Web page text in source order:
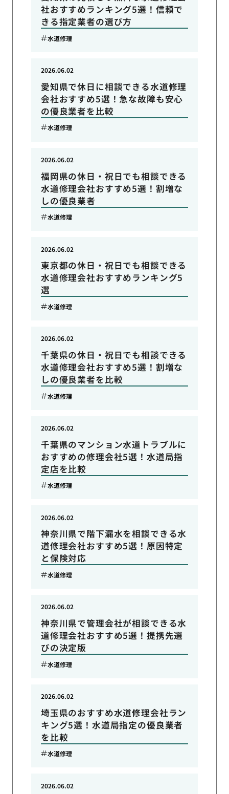
社おすすめランキング5選！信頼で
きる指定業者の選び方
水道修理
愛知県で休日に相談できる水道修理
会社おすすめ5選！急な故障も安心
の優良業者を比較
2026.06.02
水道修理
福岡県の休日・祝日でも相談できる
水道修理会社おすすめ5選！割増な
しの優良業者
2026.06.02
水道修理
東京都の休日・祝日でも相談できる
水道修理会社おすすめランキング5
選
2026.06.02
水道修理
千葉県の休日・祝日でも相談できる
水道修理会社おすすめ5選！割増な
しの優良業者を比較
2026.06.02
水道修理
千葉県のマンション水道トラブルに
おすすめの修理会社5選！水道局指
定店を比較
2026.06.02
水道修理
神奈川県で階下漏水を相談できる水
道修理会社おすすめ5選！原因特定
と保険対応
2026.06.02
水道修理
神奈川県で管理会社が相談できる水
道修理会社おすすめ5選！提携先選
びの決定版
2026.06.02
水道修理
埼玉県のおすすめ水道修理会社ラン
キング5選！水道局指定の優良業者
を比較
2026.06.02
水道修理
2026.06.02